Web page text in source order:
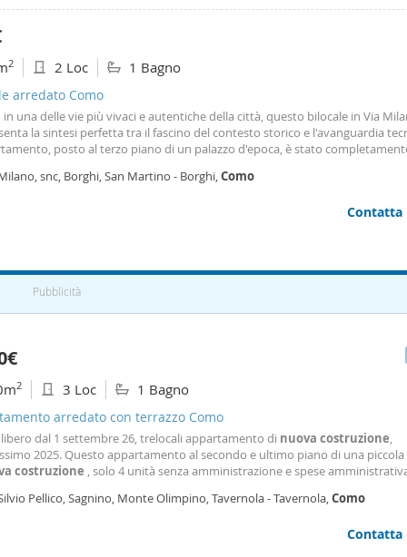
2 2 Loc 1 Bagno
arredato Como
una delle vie più vivaci e autentiche della città, questo bilocale in Via
la sintesi perfetta tra il fascino del contesto storico e l'avanguardia
posto al terzo piano di un palazzo d'epoca, è stato
in pieno centro
snc, Borghi, San Martino - Borghi,Como
Contatta
Pubblicità
2 3 Loc 1 Bagno
arredato con terrazzo Como
libero dal 1 settembre 26, trelocali appartamento di nuova costruzione,
2025. Questo appartamento al secondo e ultimo piano di una piccola
costruzione , solo 4 unità senza amministrazione e spese
della vita sul lago dicomo. L'immobile è in
Pellico, Sagnino, Monte Olimpino, Tavernola - Tavernola,Como
Contatta